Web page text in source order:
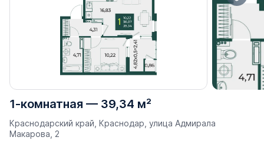
1-комнатная — 39,34 м²
Краснодарский край, Краснодар, улица Адмирала
Макарова, 2